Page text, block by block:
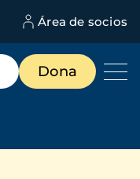
Área de socios
Dona